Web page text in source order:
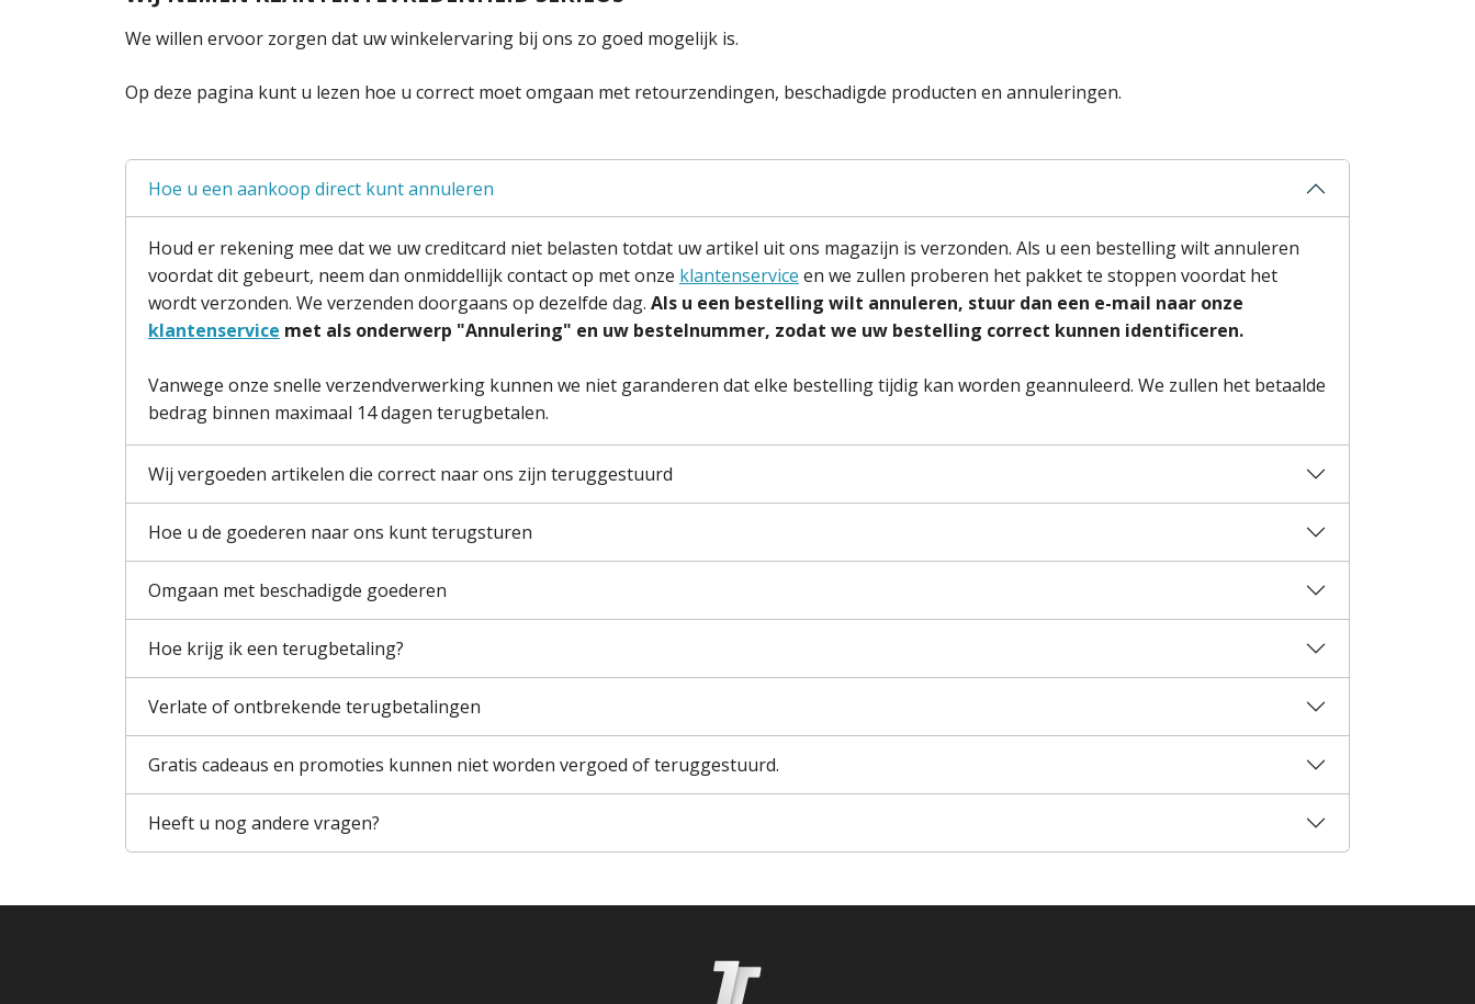
We willen ervoor zorgen dat uw winkelervaring bij ons zo goed mogelijk is.
Op deze pagina kunt u lezen hoe u correct moet omgaan met retourzendingen, beschadigde producten en annuleringen.
Hoe u een aankoop direct kunt annuleren
Houd er rekening mee dat we uw creditcard niet belasten totdat uw artikel uit ons magazijn is verzonden. Als u een bestelling wilt annuleren
voordat dit gebeurt, neem dan onmiddellijk contact op met onze klantenservice en we zullen proberen het pakket te stoppen voordat het
wordt verzonden. We verzenden doorgaans op dezelfde dag. Als u een bestelling wilt annuleren, stuur dan een e-mail naar onze
klantenservice met als onderwerp "Annulering" en uw bestelnummer, zodat we uw bestelling correct kunnen identificeren.
Vanwege onze snelle verzendverwerking kunnen we niet garanderen dat elke bestelling tijdig kan worden geannuleerd. We zullen het betaalde
bedrag binnen maximaal 14 dagen terugbetalen.
Wij vergoeden artikelen die correct naar ons zijn teruggestuurd
Hoe u de goederen naar ons kunt terugsturen
Omgaan met beschadigde goederen
Hoe krijg ik een terugbetaling?
Verlate of ontbrekende terugbetalingen
Gratis cadeaus en promoties kunnen niet worden vergoed of teruggestuurd.
Heeft u nog andere vragen?